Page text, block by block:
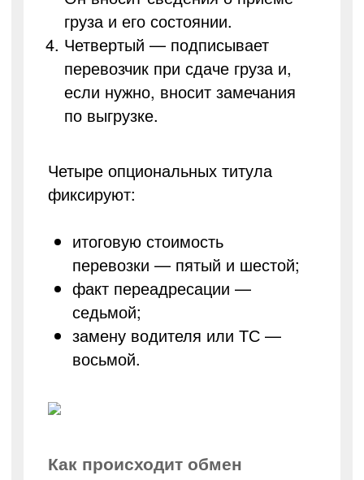
груза и его состоянии.
Четвертый — подписывает
перевозчик при сдаче груза и,
если нужно, вносит замечания
по выгрузке.
Четыре опциональных титула
фиксируют:
итоговую стоимость
перевозки — пятый и шестой;
факт переадресации —
седьмой;
замену водителя или ТС —
восьмой.
Как происходит обмен